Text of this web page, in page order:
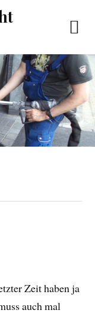
Zeit haben ja
auch mal